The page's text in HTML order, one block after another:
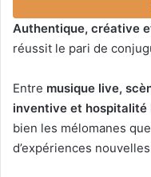
Authentique, créative
réussit le pari de
Entre musique live,
inventive et hospitalité
bien les mélomanes
d’expériences